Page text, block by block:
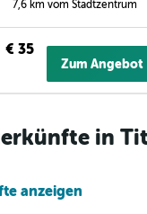
7,6 km vom Stadtzentrum
€ 35
Zum Angebot
in
anzeigen